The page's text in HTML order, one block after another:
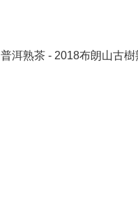
普洱熟茶 - 2018布朗山古樹